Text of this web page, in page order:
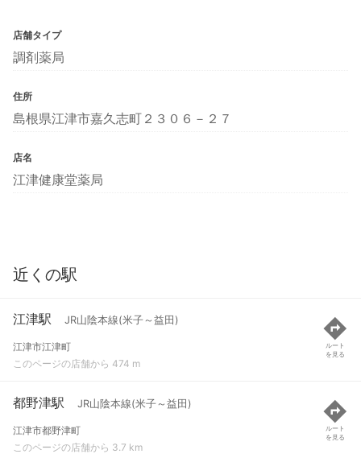
店舗タイプ
調剤薬局
住所
島根県江津市嘉久志町２３０６－２７
店名
江津健康堂薬局
近くの駅
江津駅 JR山陰本線(米子～益田)
江津市江津町
このページの店舗から 474 m
ルート
を見る
都野津駅 JR山陰本線(米子～益田)
江津市都野津町
このページの店舗から 3.7 km
ルート
を見る